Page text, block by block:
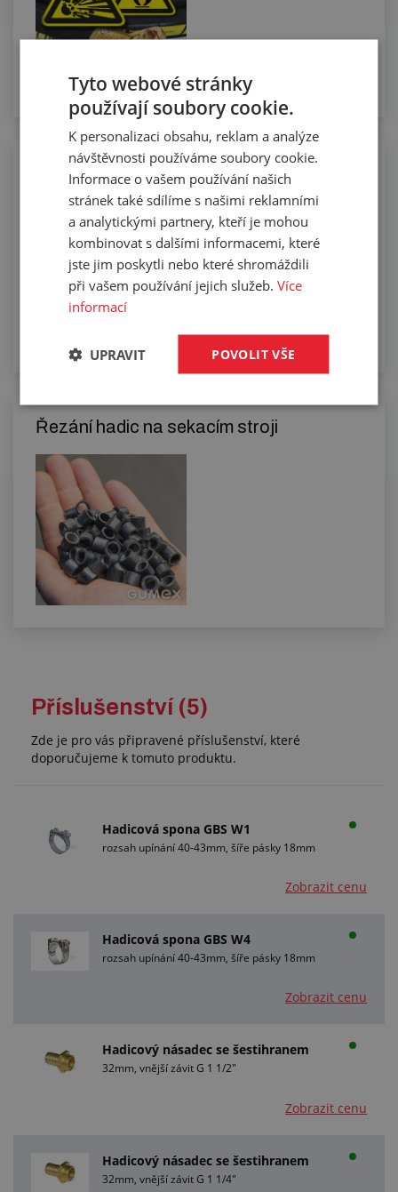
Provádění tlakové zkoušky hadic
Řezání hadic na sekacím stroji
Příslušenství (5)
Zde je pro vás připravené příslušenství, které
doporučujeme k tomuto produktu.
Hadicová spona GBS W1
rozsah upínání 40-43mm, šíře pásky 18mm
Zobrazit cenu
Hadicová spona GBS W4
rozsah upínání 40-43mm, šíře pásky 18mm
Zobrazit cenu
Hadicový násadec se šestihranem
32mm, vnější závit G 1 1/2"
Zobrazit cenu
Hadicový násadec se šestihranem
32mm, vnější závit G 1 1/4"
Tyto webové stránky
používají soubory cookie.
K personalizaci obsahu, reklam a analýze
návštěvnosti používáme soubory cookie.
Informace o vašem používání našich
stránek také sdílíme s našimi reklamními
a analytickými partnery, kteří je mohou
kombinovat s dalšími informacemi, které
jste jim poskytli nebo které shromáždili
při vašem používání jejich služeb.Více
informací
POVOLIT VŠE
UPRAVIT